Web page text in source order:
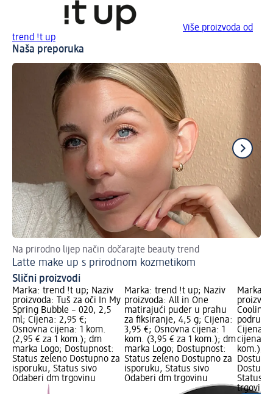
Više proizvoda od
trend !t up
Naša preporuka
Na prirodno lijep način dočarajte beauty trend
Latte make up s prirodnom kozmetikom
Slični proizvodi
Marka: trend !t up; Naziv
proizvoda: Tuš za oči In My
Spring Bubble – 020, 2,5
ml; Cijena: 2,95 €;
Osnovna cijena: 1 kom.
(2,95 € za 1 kom.); dm
marka Logo; Dostupnost:
Status zeleno Dostupno za
isporuku, Status sivo
Odaberi dm trgovinu
Marka: trend !t up; Naziv
proizvoda: All in One
matirajući puder u prahu
za fiksiranje, 4,5 g; Cijena:
3,95 €; Osnovna cijena: 1
kom. (3,95 € za 1 kom.); dm
marka Logo; Dostupnost:
Status zeleno Dostupno za
isporuku, Status sivo
Odaberi dm trgovinu
Marka:
Cijena:
cijena: 1
kom.);
Status
trgovinu